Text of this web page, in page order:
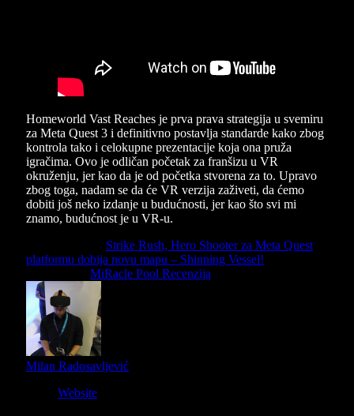
Homeworld Vast Reaches je prva prava strategija u svemiru
za Meta Quest 3 i definitivno postavlja standarde kako zbog
kontrola tako i celokupne prezentacije koja ona pruža
igračima. Ovo je odličan početak za franšizu u VR
okruženju, jer kao da je od početka stvorena za to. Upravo
zbog toga, nadam se da će VR verzija zaživeti, da ćemo
dobiti još neko izdanje u budućnosti, jer kao što svi mi
znamo, budućnost je u VR-u.
Strike Rush, Hero Shooter za Meta Quest
platformu dobija novu mapu – Shinning Vessel!
MiRacle Pool Recenzija
Milan Radosavljević
Website